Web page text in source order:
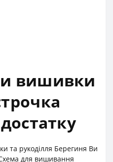
вишивки
та рукоділля Берегиня Ви
для вишивання